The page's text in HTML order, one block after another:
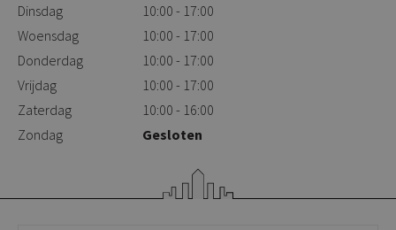
Dinsdag
10:00 - 17:00
Woensdag
10:00 - 17:00
Donderdag
10:00 - 17:00
Vrijdag
10:00 - 17:00
Zaterdag
10:00 - 16:00
Zondag
Gesloten